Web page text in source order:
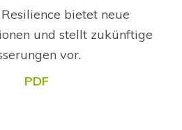
bietet neue
und stellt zukünftige
vor.
PDF